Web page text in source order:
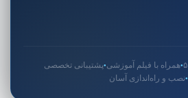
●همراه با فیلم آموزشی پشتیبانی تخصصی
نصب و راه‌اندازی آسان